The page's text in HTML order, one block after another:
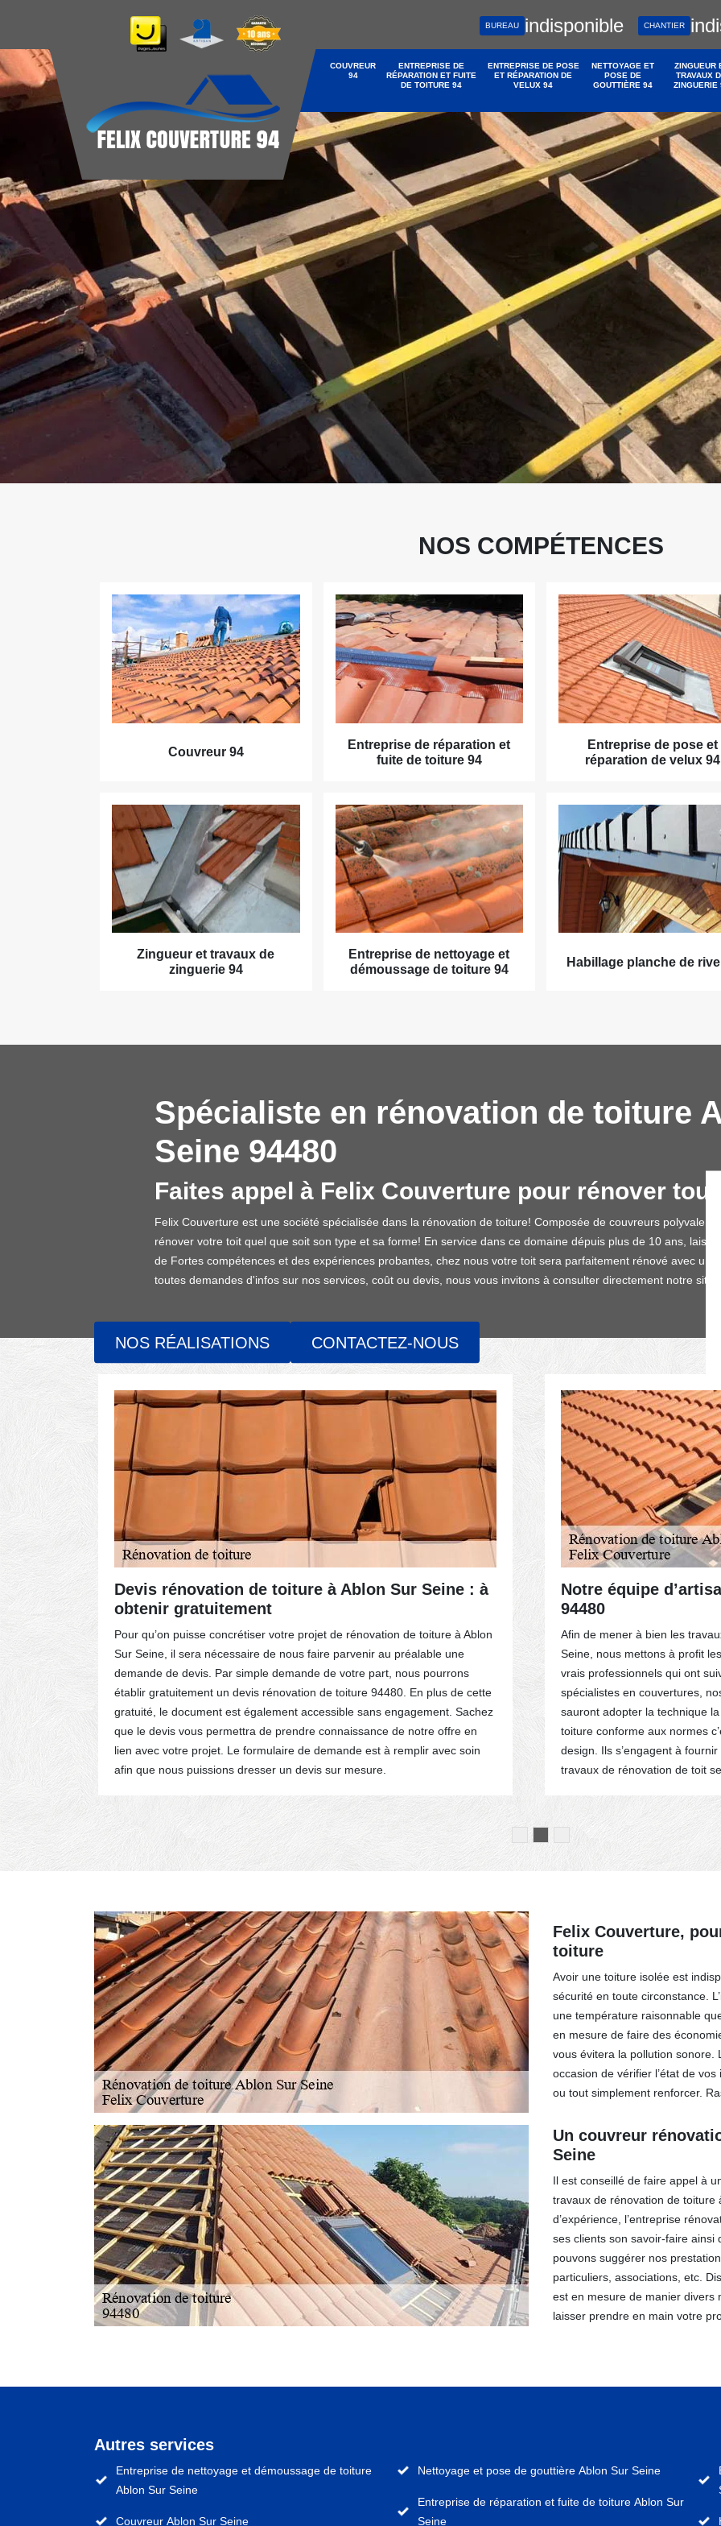
BUREAU indisponible CHANTIER
COUVREUR
94
ENTREPRISE DE
RÉPARATION ET FUITE
DE TOITURE 94
ENTREPRISE DE POSE
ET RÉPARATION DE
VELUX 94
NETTOYAGE ET
POSE DE
GOUTTIÈRE 94
ZINGUEUR
TRAVAUX
ZINGUERIE
NOS RÉALISATIONS CONTACTEZ-NOUS
NOS COMPÉTENCES
Couvreur 94
Entreprise de réparation et
fuite de toiture 94
Entreprise de pose et
réparation de velux 94
Zingueur et travaux de
zinguerie 94
Entreprise de nettoyage et
démoussage de toiture 94
Habillage planche de
Spécialiste en rénovation de toiture
Seine 94480
Faites appel à Felix Couverture pour rénover tout
Felix Couverture est une société spécialisée dans la rénovation de toiture! Composée de couvreurs
rénover votre toit quel que soit son type et sa forme! En service dans ce domaine dépuis plus de 10 ans,
de Fortes compétences et des expériences probantes, chez nous votre toit sera parfaitement rénové avec une
toutes demandes d'infos sur nos services, coût ou devis, nous vous invitons à consulter directement notre site!
Ablon
Devis rénovation de toiture à Ablon Sur Seine : à
obtenir gratuitement
Pour qu’on puisse concrétiser votre projet de rénovation de toiture à Ablon
Sur Seine, il sera nécessaire de nous faire parvenir au préalable une
demande de devis. Par simple demande de votre part, nous pourrons
établir gratuitement un devis rénovation de toiture 94480. En plus de cette
gratuité, le document est également accessible sans engagement. Sachez
que le devis vous permettra de prendre connaissance de notre offre en
lien avec votre projet. Le formulaire de demande est à remplir avec soin
afin que nous puissions dresser un devis sur mesure.
Notre équipe
94480
Afin de mener à bien les
Seine, nous mettons à profit
vrais professionnels qui ont
spécialistes en couvertures,
sauront adopter la technique
toiture conforme aux normes
design. Ils s’engagent à
travaux de rénovation de toit
Felix Couverture,
toiture
Avoir une toiture isolée est
sécurité en toute circonstance.
une température raisonnable
en mesure de faire des
vous évitera la pollution sonore.
occasion de vérifier l’état de
ou tout simplement renforcer.
Un couvreur
Seine
Il est conseillé de faire appel à
travaux de rénovation de toiture
d’expérience, l’entreprise
ses clients son savoir-faire ainsi
pouvons suggérer nos
particuliers, associations, etc.
est en mesure de manier divers
laisser prendre en main votre
Autres services
Entreprise de nettoyage et démoussage de toiture
Ablon Sur Seine
Couvreur Ablon Sur Seine
Nettoyage et pose de gouttière Ablon Sur Seine
Entreprise de réparation et fuite de toiture Ablon Sur
Seine